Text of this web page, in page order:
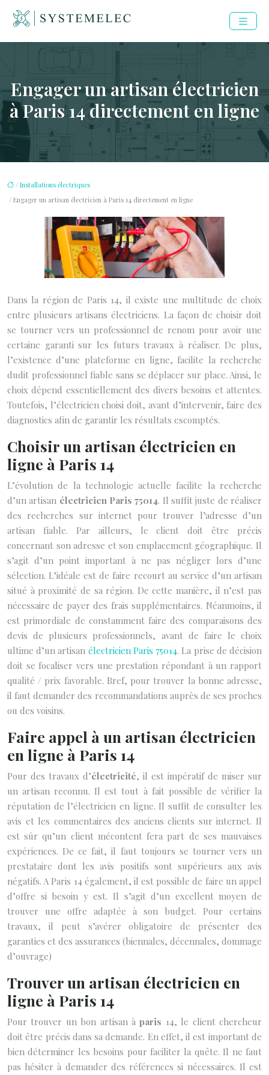
Engager un artisan électricien
à Paris 14 directement en ligne
/ Installations électriques
/ Engager un artisan électricien à Paris 14 directement en ligne
Dans la région de Paris 14, il existe une multitude de choix
entre plusieurs artisans électriciens. La façon de choisir doit
se tourner vers un professionnel de renom pour avoir une
certaine garanti sur les futurs travaux à réaliser. De plus,
l’existence d’une plateforme en ligne, facilite la recherche
dudit professionnel fiable sans se déplacer sur place. Ainsi, le
choix dépend essentiellement des divers besoins et attentes.
Toutefois, l’électricien choisi doit, avant d’intervenir, faire des
diagnostics afin de garantir les résultats escomptés.
Choisir un artisan électricien en
ligne à Paris 14
L’évolution de la technologie actuelle facilite la recherche
d’un artisan électricien Paris 75014. Il suffit juste de réaliser
des recherches sur internet pour trouver l’adresse d’un
artisan fiable. Par ailleurs, le client doit être précis
concernant son adresse et son emplacement géographique. Il
s’agit d’un point important à ne pas négliger lors d’une
sélection. L’idéale est de faire recourt au service d’un artisan
situé à proximité de sa région. De cette manière, il n’est pas
nécessaire de payer des frais supplémentaires. Néanmoins, il
est primordiale de constamment faire des comparaisons des
devis de plusieurs professionnels, avant de faire le choix
ultime d’un artisan électricien Paris 75014. La prise de décision
doit se focaliser vers une prestation répondant à un rapport
qualité / prix favorable. Bref, pour trouver la bonne adresse,
il faut demander des recommandations auprès de ses proches
ou des voisins.
Faire appel à un artisan électricien
en ligne à Paris 14
Pour des travaux d’électricité, il est impératif de miser sur
un artisan reconnu. Il est tout à fait possible de vérifier la
réputation de l’électricien en ligne. Il suffit de consulter les
avis et les commentaires des anciens clients sur internet. Il
est sûr qu’un client mécontent fera part de ses mauvaises
expériences. De ce fait, il faut toujours se tourner vers un
prestataire dont les avis positifs sont supérieurs aux avis
négatifs. A Paris 14 également, il est possible de faire un appel
d’offre si besoin y est. Il s’agit d’un excellent moyen de
trouver une offre adaptée à son budget. Pour certains
travaux, il peut s’avérer obligatoire de présenter des
garanties et des assurances (biennales, décennales, dommage
d’ouvrage)
Trouver un artisan électricien en
ligne à Paris 14
Pour trouver un bon artisan àparis 14, le client chercheur
doit être précis dans sa demande. En effet, il est important de
bien déterminer les besoins pour faciliter la quête. Il ne faut
pas hésiter à demander des références si nécessaires. Il est